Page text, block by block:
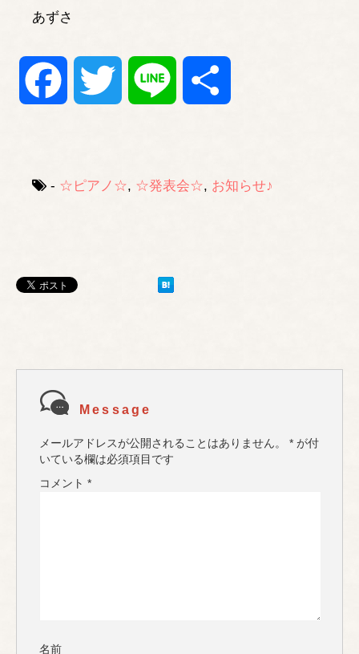
あずさ
Facebook Twitter Line
- ☆ピアノ☆, ☆発表会☆, お知らせ♪
Message
メールアドレスが公開されることはありません。 * が付
いている欄は必須項目です
コメント *
名前